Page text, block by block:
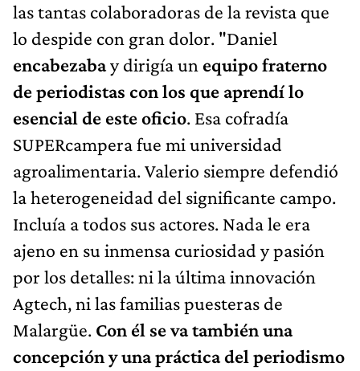
las tantas colaboradoras de la revista que
lo despide con gran dolor. "Daniel
encabezabay dirigía un equipo fraterno
de periodistas con los que aprendí lo
esencial de este oficio. Esa cofradía
SUPERcampera fue mi universidad
agroalimentaria. Valerio siempre defendió
la heterogeneidad del significante campo.
Incluía a todos sus actores. Nada le era
ajeno en su inmensa curiosidad y pasión
por los detalles: ni la última innovación
Agtech, ni las familias puesteras de
Malargüe. Con él se va también una
concepción y una práctica del periodismo